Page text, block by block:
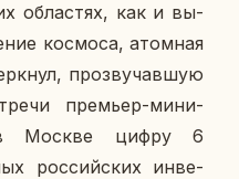
об­ла­стях, как и вы­
кос­мо­са, атом­ная
про­зву­чав­шую
пре­мьер-ми­ни­
Москве цифру 6
рос­сий­ских ин­ве­